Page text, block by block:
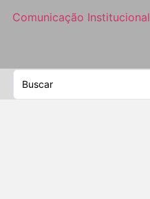
Comunicação Institucional